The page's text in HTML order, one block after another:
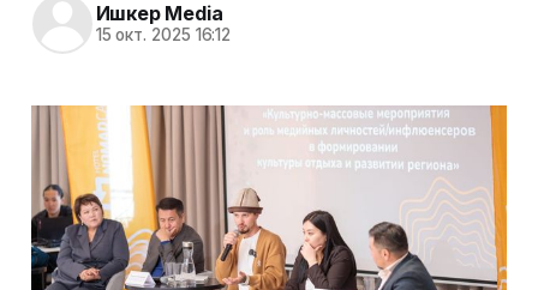
Ишкер Media
15 окт. 2025 16:12